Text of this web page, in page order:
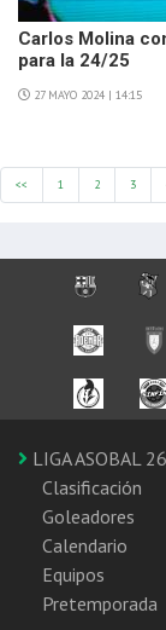
Carlos Molina
para la 24/25
27 MAYO 2024 | 14:15
<< 1 2 3
LIGA ASOBAL
Clasificación
Goleadores
Calendario
Equipos
Pretemporada